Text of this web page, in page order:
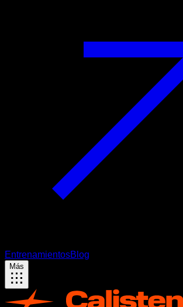
EntrenamientosBlog
Más